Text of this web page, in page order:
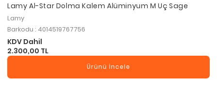
Lamy Al-Star Dolma Kalem Alüminyum M Uç Sage
Lamy
Barkodu : 4014519767756
KDV Dahil
2.300,00 TL
Ürünü İncele